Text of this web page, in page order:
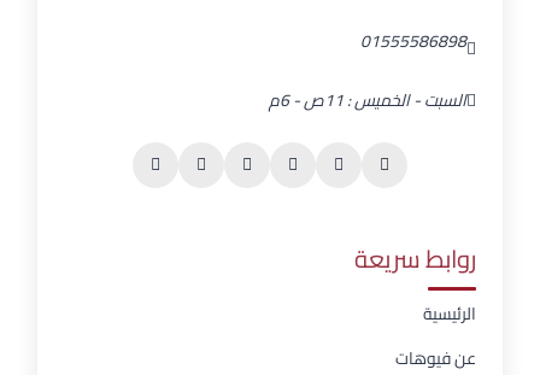
01555586898
السبت - الخميس : 11ص - 6م
روابط سريعة
الرئيسية
عن فيوهات